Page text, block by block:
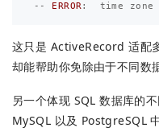
--
ERROR: time zone
这只是 ActiveRecord 适配
却能帮助你免除由于不同数
另一个体现 SQL 数据库的
MySQL 以及 PostgreSQL